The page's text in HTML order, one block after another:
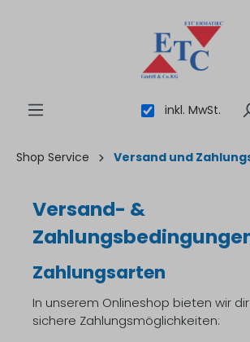
inkl. MwSt.
Shop Service Versand und
Versand- &
Zahlungsarten
In unserem Onlineshop bieten wir
sichere Zahlungsmöglichkeiten: